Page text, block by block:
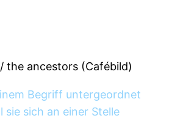
the ancestors (Cafébild)
Begriff untergeordnet
sie sich an einer Stelle